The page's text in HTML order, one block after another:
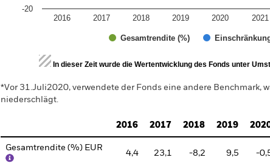
Gesamtrendite (%)
2016 2017 2018 2019 2020 2021
-20
End of interactive chart.
In dieser Zeit wurde die Wertentwicklung des Fonds unter
*Vor 31.Juli2020, verwendete der Fonds eine andere Benchmark,
niederschlägt.
2016 2017 2018 2019
Gesamtrendite (%) EUR
4,4 23,1 -8,2 9,5 -